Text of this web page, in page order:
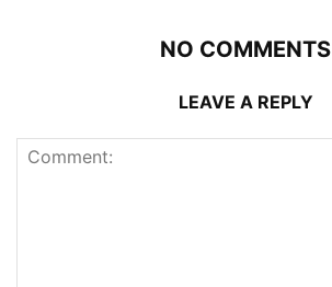
NO COMMENTS
LEAVE A REPLY